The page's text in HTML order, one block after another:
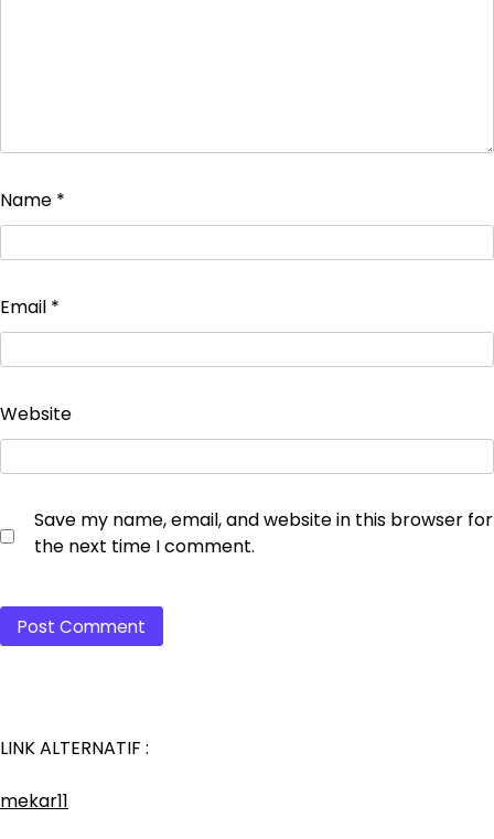
Name *
Email *
Website
Save my name, email, and website in this browser for
the next time I comment.
LINK ALTERNATIF :
mekar11